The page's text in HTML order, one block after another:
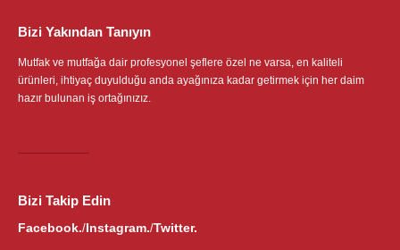
Bizi Yakından Tanıyın
Mutfak ve mutfağa dair profesyonel şeflere özel ne varsa, en kaliteli
ürünleri, ihtiyaç duyulduğu anda ayağınıza kadar getirmek için her daim
hazır bulunan iş ortağınızız.
Bizi Takip Edin
Facebook./Instagram./Twitter.